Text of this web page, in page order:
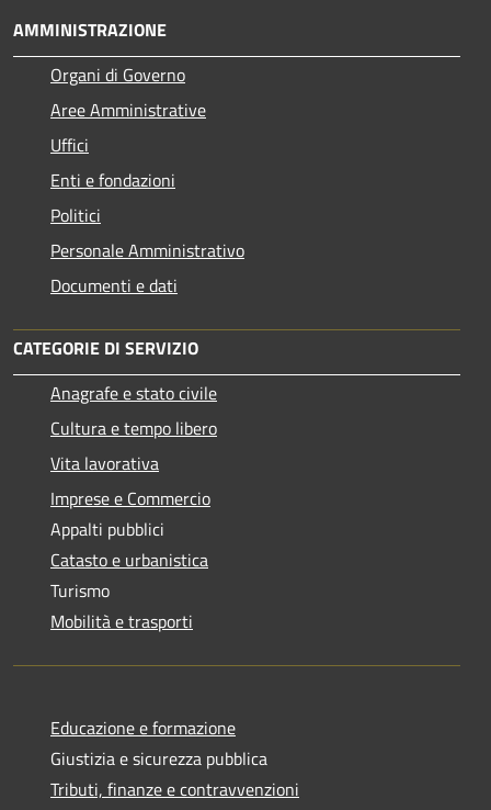
AMMINISTRAZIONE
Organi di Governo
Aree Amministrative
Uffici
Enti e fondazioni
Politici
Personale Amministrativo
Documenti e dati
CATEGORIE DI SERVIZIO
Anagrafe e stato civile
Cultura e tempo libero
Vita lavorativa
Imprese e Commercio
Appalti pubblici
Catasto e urbanistica
Turismo
Mobilità e trasporti
Educazione e formazione
Giustizia e sicurezza pubblica
Tributi, finanze e contravvenzioni